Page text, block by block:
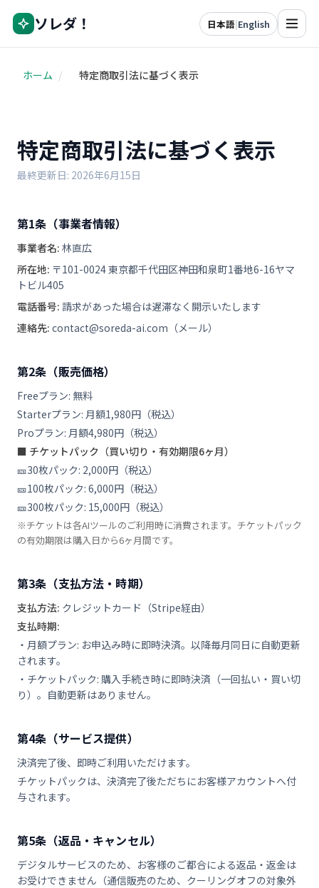
ソレダ！ 日本語|English
ホーム / 特定商取引法に基づく表示
特定商取引法に基づく表示
最終更新日: 2026年6月15日
第1条（事業者情報）
事業者名: 林直広
所在地: 〒101-0024 東京都千代田区神田和泉町1番地6-16ヤマ
トビル405
電話番号: 請求があった場合は遅滞なく開示いたします
連絡先: contact@soreda-ai.com（メール）
第2条（販売価格）
Freeプラン: 無料
Starterプラン: 月額1,980円（税込）
Proプラン: 月額4,980円（税込）
■ チケットパック（買い切り・有効期限6ヶ月）
🎫30枚パック: 2,000円（税込）
🎫100枚パック: 6,000円（税込）
🎫300枚パック: 15,000円（税込）
※チケットは各AIツールのご利用時に消費されます。チケットパック
の有効期限は購入日から6ヶ月間です。
第3条（支払方法・時期）
支払方法: クレジットカード（Stripe経由）
支払時期:
・月額プラン: お申込み時に即時決済。以降毎月同日に自動更新
されます。
・チケットパック: 購入手続き時に即時決済（一回払い・買い切
り）。自動更新はありません。
第4条（サービス提供）
決済完了後、即時ご利用いただけます。
チケットパックは、決済完了後ただちにお客様アカウントへ付
与されます。
第5条（返品・キャンセル）
デジタルサービスのため、お客様のご都合による返品・返金は
お受けできません（通信販売のため、クーリングオフの対象外